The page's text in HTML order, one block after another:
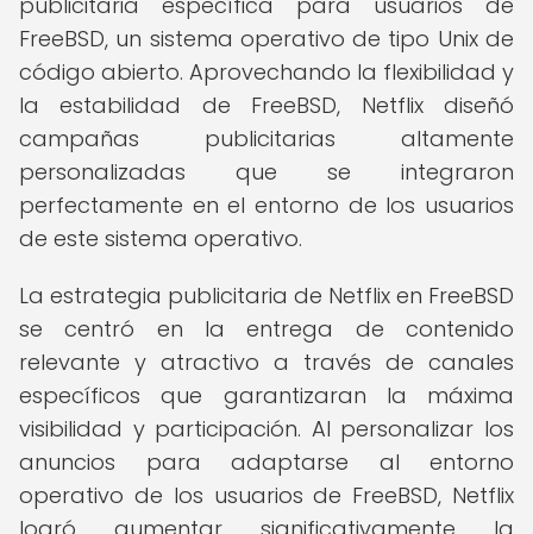
FreeBSD, un sistema operativo de tipo Unix de
código abierto. Aprovechando la flexibilidad y
la estabilidad de FreeBSD, Netflix diseñó
campañas publicitarias altamente
personalizadas que se integraron
perfectamente en el entorno de los usuarios
de este sistema operativo.
La estrategia publicitaria de Netflix en FreeBSD
se centró en la entrega de contenido
relevante y atractivo a través de canales
específicos que garantizaran la máxima
visibilidad y participación. Al personalizar los
anuncios para adaptarse al entorno
operativo de los usuarios de FreeBSD, Netflix